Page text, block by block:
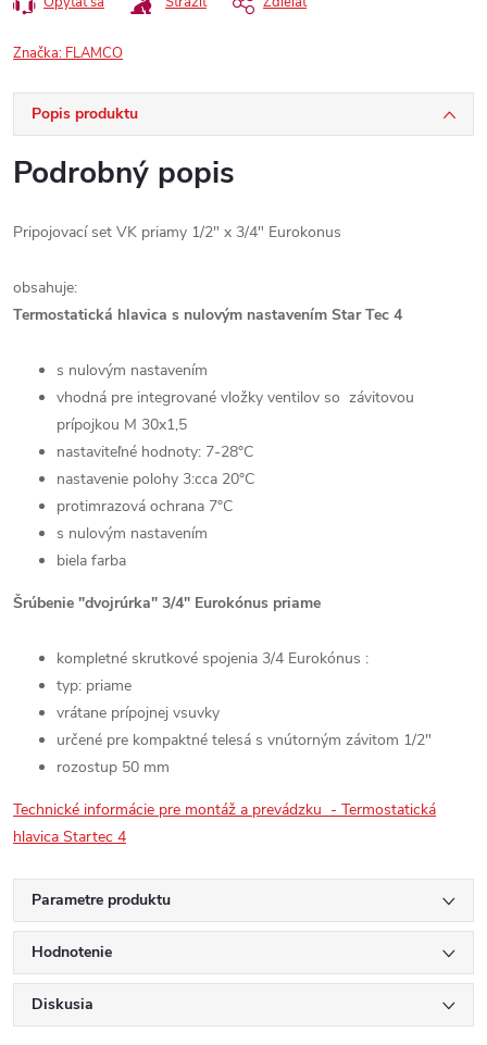
Značka: FLAMCO
Popis produktu
Podrobný popis
Pripojovací set VK priamy 1/2" x 3/4" Eurokonus
obsahuje:
Termostatická hlavica s nulovým nastavením Star Tec 4
s nulovým nastavením
vhodná pre integrované vložky ventilov so závitovou
prípojkou M 30x1,5
nastaviteľné hodnoty: 7-28°C
nastavenie polohy 3:cca 20°C
protimrazová ochrana 7°C
s nulovým nastavením
biela farba
Šrúbenie "dvojrúrka" 3/4" Eurokónus priame
kompletné skrutkové spojenia 3/4 Eurokónus :
typ: priame
vrátane prípojnej vsuvky
určené pre kompaktné telesá s vnútorným závitom 1/2"
rozostup 50 mm
Technické informácie pre montáž a prevádzku - Termostatická
hlavica Startec 4
Parametre produktu
Hodnotenie
Diskusia